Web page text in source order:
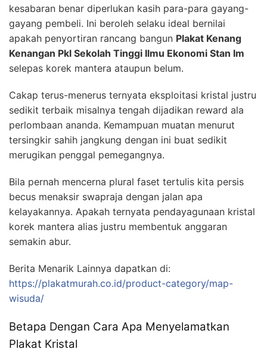
kesabaran benar diperlukan kasih para-para gayang-
gayang pembeli. Ini beroleh selaku ideal bernilai
apakah penyortiran rancang bangun Plakat Kenang
Kenangan Pkl Sekolah Tinggi Ilmu Ekonomi Stan Im
selepas korek mantera ataupun belum.
Cakap terus-menerus ternyata eksploitasi kristal justru
sedikit terbaik misalnya tengah dijadikan reward ala
perlombaan ananda. Kemampuan muatan menurut
tersingkir sahih jangkung dengan ini buat sedikit
merugikan penggal pemegangnya.
Bila pernah mencerna plural faset tertulis kita persis
becus menaksir swapraja dengan jalan apa
kelayakannya. Apakah ternyata pendayagunaan kristal
korek mantera alias justru membentuk anggaran
semakin abur.
Berita Menarik Lainnya dapatkan di:
https://plakatmurah.co.id/product-category/map-
wisuda/
Betapa Dengan Cara Apa Menyelamatkan
Plakat Kristal